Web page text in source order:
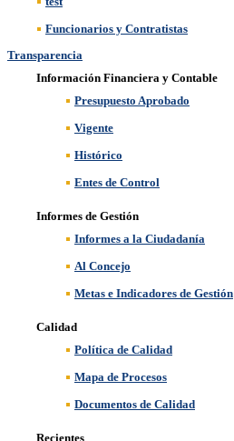
Funcionarios y Contratistas
Transparencia
Información Financiera y Contable
Presupuesto Aprobado
Vigente
Histórico
Entes de Control
Informes de Gestión
Informes a la Ciudadanía
Al Concejo
Metas e Indicadores de Gestión
Calidad
Política de Calidad
Mapa de Procesos
Documentos de Calidad
Recientes